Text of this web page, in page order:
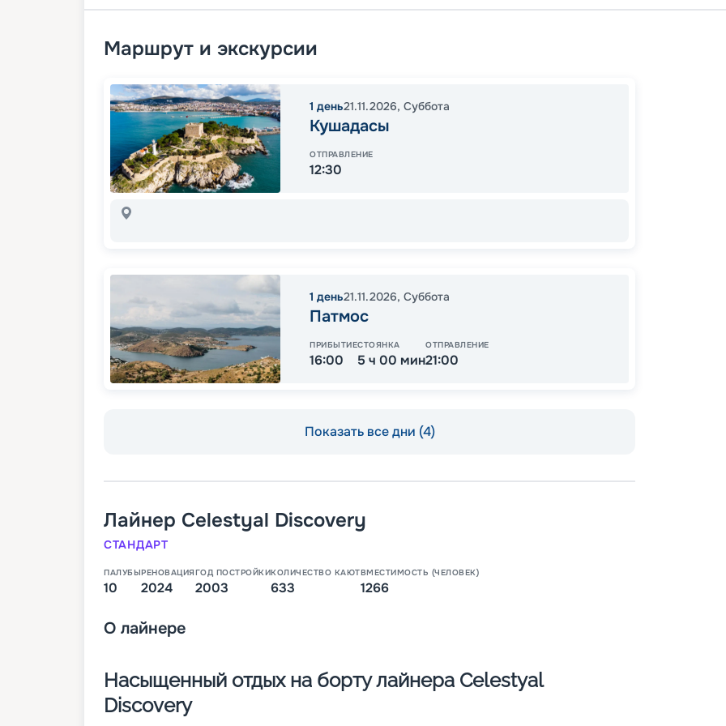
Маршрут и экскурсии
1 день21.11.2026, Суббота
Кушадасы
ОТПРАВЛЕНИЕ
12:30
1 день21.11.2026, Суббота
Патмос
ПРИБЫТИЕ
16:00
СТОЯНКА
5 ч 00 мин
ОТПРАВЛЕНИЕ
21:00
Показать все дни (4)
Лайнер Celestyal Discovery
СТАНДАРТ
ПАЛУБЫ
10
РЕНОВАЦИЯ
2024
ГОД ПОСТРОЙКИ
2003
КОЛИЧЕСТВО КАЮТ
633
ВМЕСТИМОСТЬ (ЧЕЛОВЕК)
1266
О лайнере
Насыщенный отдых на борту лайнера Celestyal
Discovery